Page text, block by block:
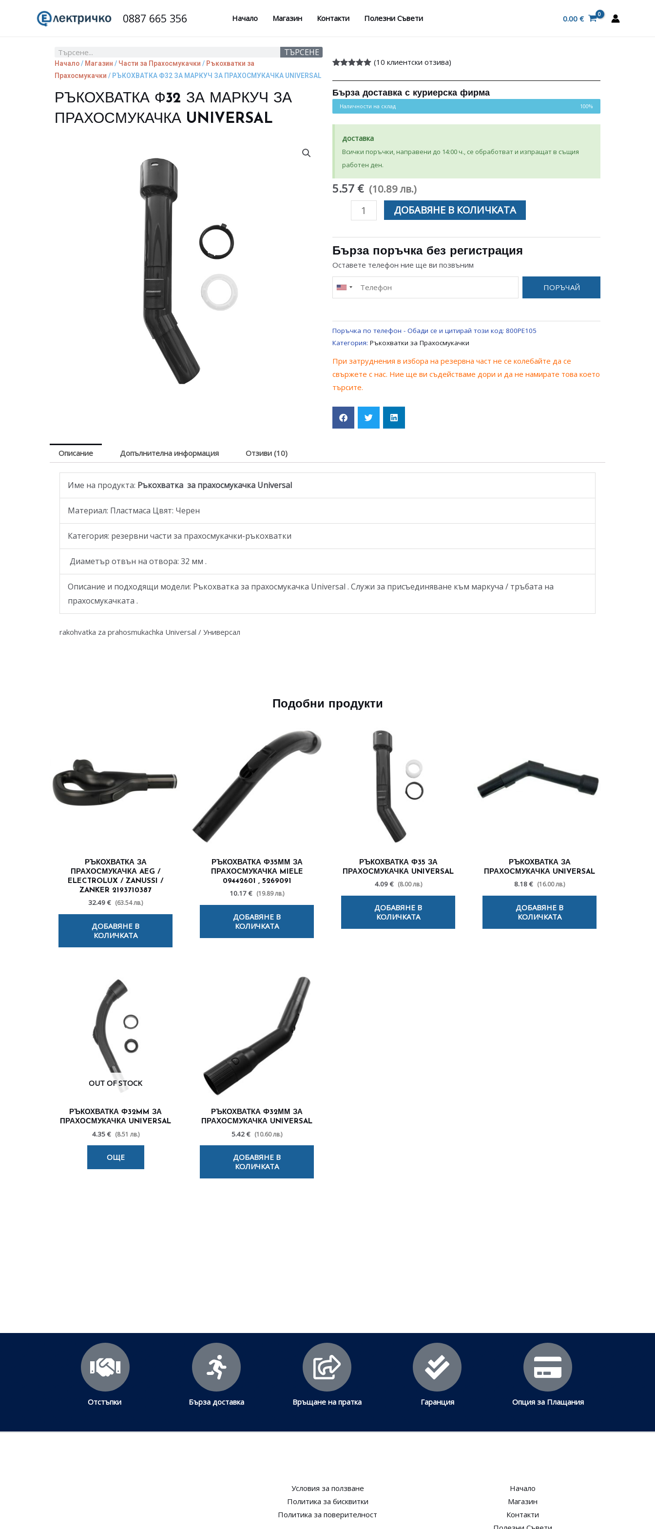
0887 665 356 Начало Магазин Контакти Полезни Съвети 0.00 €
Search ТЪРСЕНЕ
Начало/ Магазин / Части за Прахосмукачки / Ръкохватки за
Прахосмукачки / РЪКОХВАТКА Ф32 ЗА МАРКУЧ ЗА ПРАХОСМУКАЧКА UNIVERSAL
РЪКОХВАТКА Ф32 ЗА МАРКУЧ ЗА
ПРАХОСМУКАЧКА UNIVERSAL
от 5,
потребителски
(10 клиентски отзива)
Бърза доставка с куриерска фирма
Наличности на склад 100%
доставка
Всички поръчки, направени до 14:00 ч., се обработват и изпращат в същия
работен ден.
5.57 € (10.89 лв.)
количество
Ф32
ЗА
ПРАХОСМУКАЧКА
ДОБАВЯНЕ В КОЛИЧКАТА
Бърза поръчка без регистрация
Оставете телефон ние ще ви позвъним
ПОРЪЧАЙ
Поръчка по телефон - Обади се и цитирай този код: 800PE105
Категория: Ръкохватки за Прахосмукачки
При затруднения в избора на резервна част не се колебайте да се
свържете с нас. Ние ще ви съдействаме дори и да не намирате това което
търсите.
Описание Допълнителна информация Отзиви (10)
Име на продукта: Ръкохватка за прахосмукачка Universal
Материал: Пластмаса Цвят: Черен
Категория: резервни части за прахосмукачки-ръкохватки
Диаметър отвън на отвора: 32 мм .
Описание и подходящи модели: Ръкохватка за прахосмукачка Universal . Служи за присъединяване към маркуча / тръбата на
прахосмукачката .
rakohvatka za prahosmukachka Universal / Универсал
Подобни продукти
РЪКОХВАТКА ЗА
ПРАХОСМУКАЧКА AEG /
ELECTROLUX / ZANUSSI /
ZANKER 2193710387
32.49 € (63.54 лв.)
ДОБАВЯНЕ В
КОЛИЧКАТА
РЪКОХВАТКА Ф35ММ ЗА
ПРАХОСМУКАЧКА MIELE
09442601 , 5269091
10.17 € (19.89 лв.)
ДОБАВЯНЕ В
КОЛИЧКАТА
РЪКОХВАТКА Ф35 ЗА
ПРАХОСМУКАЧКА UNIVERSAL
4.09 € (8.00 лв.)
ДОБАВЯНЕ В
КОЛИЧКАТА
РЪКОХВАТКА ЗА
ПРАХОСМУКАЧКА UNIVERSAL
8.18 € (16.00 лв.)
ДОБАВЯНЕ В
КОЛИЧКАТА
OUT OF STOCK
РЪКОХВАТКА Ф32MM ЗА
ПРАХОСМУКАЧКА UNIVERSAL
4.35 € (8.51 лв.)
ОЩЕ
РЪКОХВАТКА Ф32ММ ЗА
ПРАХОСМУКАЧКА UNIVERSAL
5.42 € (10.60 лв.)
ДОБАВЯНЕ В
КОЛИЧКАТА
Отстъпки Бърза доставка Връщане на пратка Гаранция Опция за Плащания
Условия за ползване​
Политика за бисквитки​
Политика за поверителност​
Начало
Магазин
Контакти